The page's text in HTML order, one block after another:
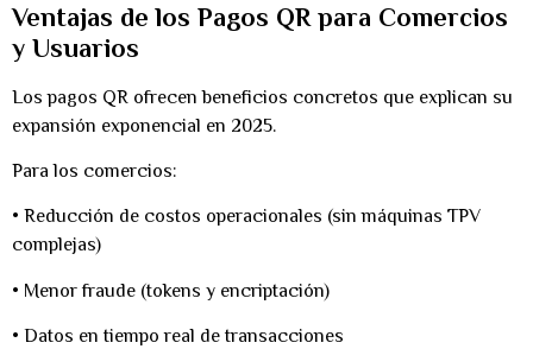
Ventajas de los Pagos QR para Comercios
y Usuarios
Los pagos QR ofrecen beneficios concretos que explican su
expansión exponencial en 2025.
Para los comercios:
• Reducción de costos operacionales (sin máquinas TPV
complejas)
• Menor fraude (tokens y encriptación)
• Datos en tiempo real de transacciones